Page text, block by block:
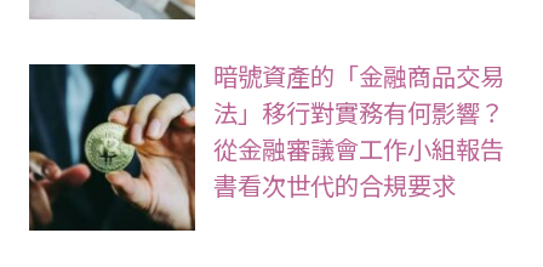
暗號資產的「金融商品交易
法」移行對實務有何影響？
從金融審議會工作小組報告
書看次世代的合規要求